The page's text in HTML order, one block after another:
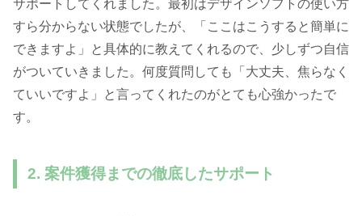
サポートしてくれました。最初はデザインソフトの使い方
すら分からない状態でしたが、「ここはこうすると簡単に
できますよ」と具体的に教えてくれるので、少しずつ自信
がついていきました。何度質問しても「大丈夫、焦らなく
ていいですよ」と言ってくれたのがとても心強かったで
す。
2. 案件獲得までの徹底したサポート